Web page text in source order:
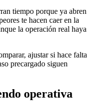
tiempo porque ya abren
te hacen caer en la
la operación real haya
ajustar si hace falta
precargado siguen
operativa